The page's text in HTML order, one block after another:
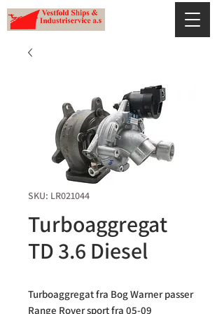
SKU: LR021044
Turboaggregat
TD 3.6 Diesel
Turboaggregat fra Bog Warner passer
Range Rover sport fra 05-09